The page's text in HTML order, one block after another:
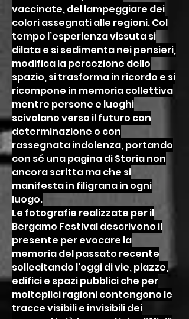
vaccinate, del lampeggiare dei
colori assegnati alle regioni. Col
tempo l’esperienza vissuta si
dilata e si sedimenta nei pensieri,
modifica la percezione dello
spazio, si trasforma in ricordo e si
ricompone in memoria collettiva
mentre persone e luoghi
scivolano verso il futuro con
determinazione o con
rassegnata indolenza, portando
con sé una pagina di Storia non
ancora scritta ma che si
manifesta in filigrana in ogni
luogo.
Le fotografie realizzate per il
Bergamo Festival descrivono il
presente per evocare la
memoria del passato recente
sollecitando l’oggi di vie, piazze,
edifici e spazi pubblici che per
molteplici ragioni contengono le
tracce visibili e invisibili dei